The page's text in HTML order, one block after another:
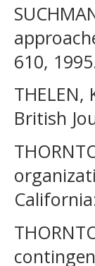
610,
British